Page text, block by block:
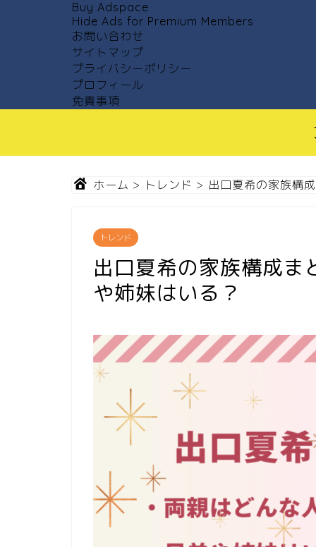
Buy Adspace
Hide Ads for Premium Members
お問い合わせ
サイトマップ
プライバシーポリシー
プロフィール
免責事項
ホーム > トレンド > 出口夏希の家族構
トレンド
出口夏希の家族構成
や姉妹はいる？